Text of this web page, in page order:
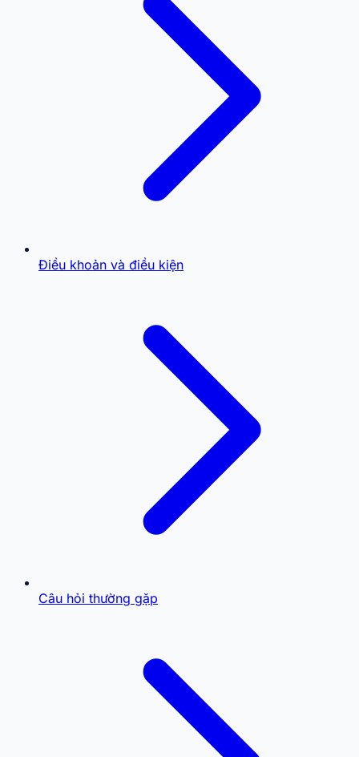
Điều khoản và điều kiện
Câu hỏi thường gặp